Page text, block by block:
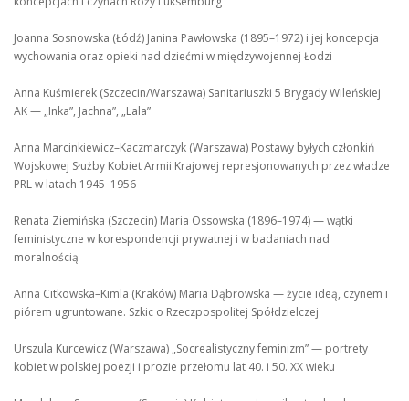
Joanna Sosnowska (Łódź) Janina Pawłowska (1895–1972) i jej koncepcja
wychowania oraz opieki nad dziećmi w międzywojennej Łodzi
Anna Kuśmierek (Szczecin/Warszawa) Sanitariuszki 5 Brygady Wileńskiej
AK — „Inka”, Jachna”, „Lala”
Anna Marcinkiewicz–Kaczmarczyk (Warszawa) Postawy byłych członkiń
Wojskowej Służby Kobiet Armii Krajowej represjonowanych przez władze
PRL w latach 1945–1956
Renata Ziemińska (Szczecin) Maria Ossowska (1896–1974) — wątki
feministyczne w korespondencji prywatnej i w badaniach nad
moralnością
Anna Citkowska–Kimla (Kraków) Maria Dąbrowska — życie ideą, czynem i
piórem ugruntowane. Szkic o Rzeczpospolitej Spółdzielczej
Urszula Kurcewicz (Warszawa) „Socrealistyczny feminizm” — portrety
kobiet w polskiej poezji i prozie przełomu lat 40. i 50. XX wieku